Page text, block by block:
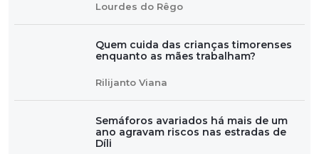
Lourdes do Rêgo
Quem cuida das crianças timorenses
enquanto as mães trabalham?
Rilijanto Viana
Semáforos avariados há mais de um
ano agravam riscos nas estradas de
Díli